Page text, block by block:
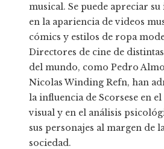
musical. Se puede apreciar
en la apariencia de videos
cómics y estilos de ropa
Directores de cine de
del mundo, como Pedro
Nicolas Winding Refn, han
la influencia de Scorsese en
visual y en el análisis
sus personajes al margen de
sociedad.